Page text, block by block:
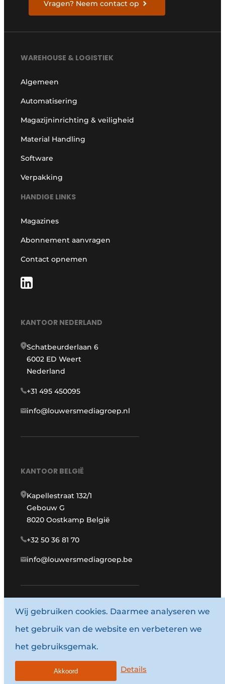
Vragen? Neem contact op
WAREHOUSE & LOGISTIEK
Algemeen
Automatisering
Magazijninrichting & veiligheid
Material Handling
Software
Verpakking
HANDIGE LINKS
Magazines
Abonnement aanvragen
Contact opnemen
KANTOOR NEDERLAND
Schatbeurderlaan 6
6002 ED Weert
Nederland
+31 495 450095
info@louwersmediagroep.nl
KANTOOR BELGIË
Kapellestraat 132/1
Gebouw G
8020 Oostkamp België
+32 50 36 81 70
info@louwersmediagroep.be
www.louwersmediagroep.com
© 1987 - 2026 Louwersmediagroep.
Algemene voorwaarden
Wij gebruiken cookies. Daarmee analyseren we
het gebruik van de website en verbeteren we
het gebruiksgemak.
Details
Akkoord